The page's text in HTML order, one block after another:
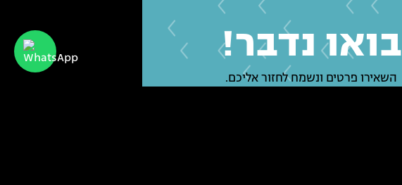
בואו נדבר!
השאירו פרטים ונשמח לחזור אליכם.